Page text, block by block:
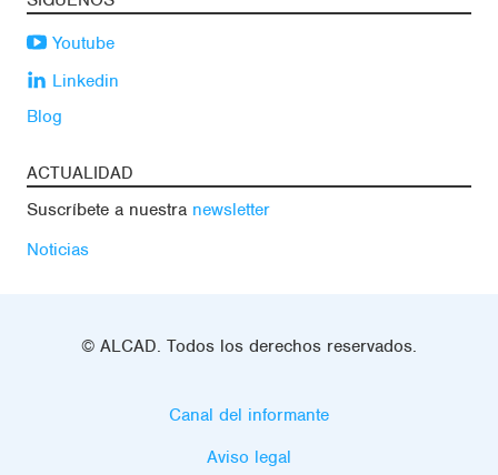
Youtube
Linkedin
Blog
ACTUALIDAD
Suscríbete a nuestra newsletter
Noticias
© ALCAD. Todos los derechos reservados.
Canal del informante
Aviso legal